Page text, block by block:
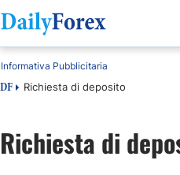
DF Richiesta di deposito
Informativa Pubblicitaria
Richiesta di